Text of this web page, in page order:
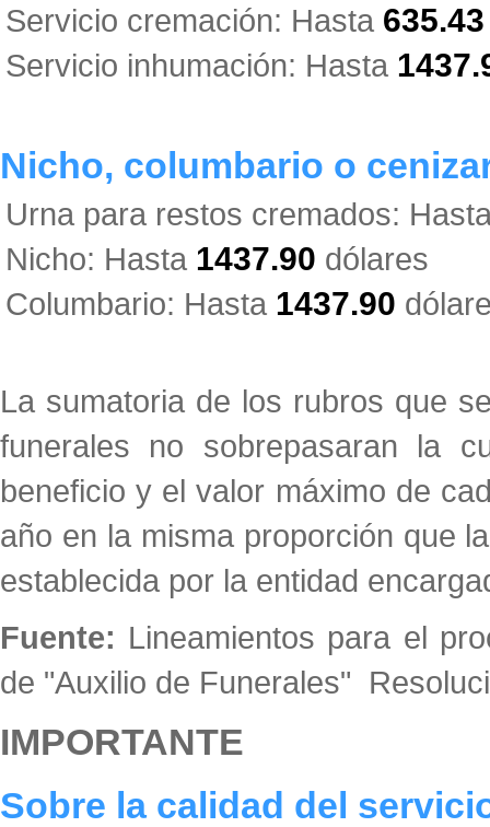
Servicio cremación: Hasta 635.43
Servicio inhumación: Hasta
Nicho, columbario o
Urna para restos cremados:
Nicho: Hasta 1437.90 dólares
Columbario: Hasta 1437.90
La sumatoria de los rubros que
funerales no sobrepasaran la
beneficio y el valor máximo de
año en la misma proporción que
establecida por la entidad
Fuente: Lineamientos para el
de "Auxilio de Funerales"
IMPORTANTE
Sobre la calidad del